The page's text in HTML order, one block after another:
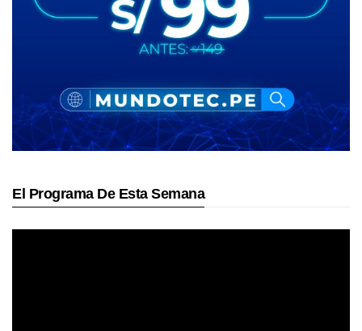
El Programa De Esta Semana